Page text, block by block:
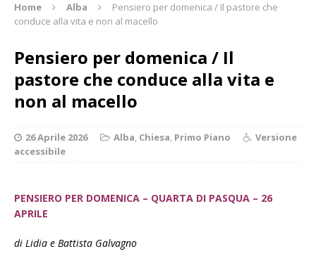
Home Alba
Pensiero per domenica / Il pastore che
conduce alla vita e non al macello
Pensiero per domenica / Il
pastore che conduce alla vita e
non al macello
26 Aprile 2026 Alba, Chiesa, Primo Piano
Versione
accessibile
PENSIERO PER DOMENICA – QUARTA DI PASQUA – 26
APRILE
di Lidia e Battista Galvagno